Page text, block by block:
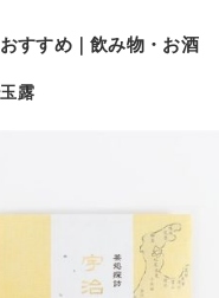
すすめ｜飲み物・お酒
露